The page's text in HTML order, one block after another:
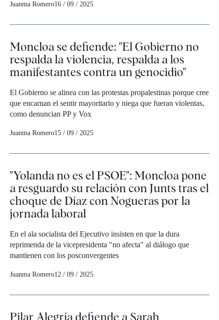
Juanma Romero16 / 09 / 2025
Moncloa se defiende: "El Gobierno no
respalda la violencia, respalda a los
manifestantes contra un genocidio"
El Gobierno se alinea con las protestas propalestinas porque cree
que encarnan el sentir mayoritario y niega que fueran violentas,
como denuncian PP y Vox
Juanma Romero15 / 09 / 2025
"Yolanda no es el PSOE": Moncloa pone
a resguardo su relación con Junts tras el
choque de Díaz con Nogueras por la
jornada laboral
En el ala socialista del Ejecutivo insisten en que la dura
reprimenda de la vicepresidenta "no afecta" al diálogo que
mantienen con los posconvergentes
Juanma Romero12 / 09 / 2025
Pilar Alegría defiende a Sarah